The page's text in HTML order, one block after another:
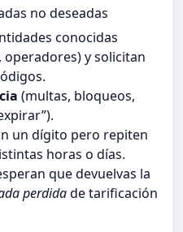
no deseadas
conocidas
operadores) y solicitan
(multas, bloqueos,
un dígito pero repiten
horas o días.
que devuelvas la
perdidade tarificación